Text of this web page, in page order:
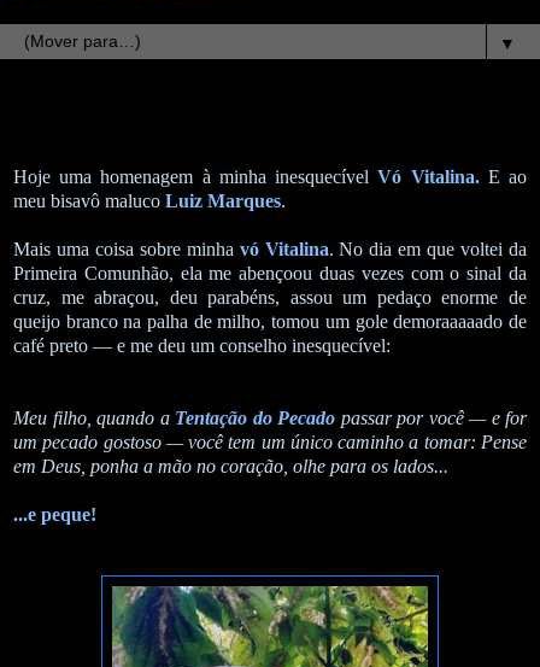
▼
Hoje uma homenagem à minha inesquecívelVó Vitalina.E ao
meu bisavô maluco Luiz Marques.
Mais uma coisa sobre minha vó Vitalina. No dia em que voltei da
Primeira Comunhão, ela me abençoou duas vezes com o sinal da
cruz, me abraçou, deu parabéns, assou um pedaço enorme de
queijo branco na palha de milho, tomou um gole demoraaaaado de
café preto — e me deu um conselho inesquecível:
Meu filho, quando a Tentação do Pecado passar por você — e for
um pecado gostoso — você tem um único caminho a tomar: Pense
em Deus, ponha a mão no coração, olhe para os lados...
...e peque!